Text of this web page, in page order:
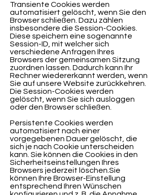
Transiente Cookies werden
automatisiert gelöscht, wenn Sie den
Browser schließen. Dazu zählen
insbesondere die Session-Cookies.
Diese speichern eine sogenannte
Session-ID, mit welcher sich
verschiedene Anfragen Ihres
Browsers der gemeinsamen Sitzung
zuordnen lassen. Dadurch kann Ihr
Rechner wiedererkannt werden, wenn
Sie auf unsere Website zurückkehren.
Die Session-Cookies werden
gelöscht, wenn Sie sich ausloggen
oder den Browser schließen.
Persistente Cookies werden
automatisiert nach einer
vorgegebenen Dauer gelöscht, die
sich je nach Cookie unterscheiden
kann. Sie können die Cookies in den
Sicherheitseinstellungen Ihres
Browsers jederzeit löschen.Sie
können Ihre Browser-Einstellung
entsprechend Ihren Wünschen